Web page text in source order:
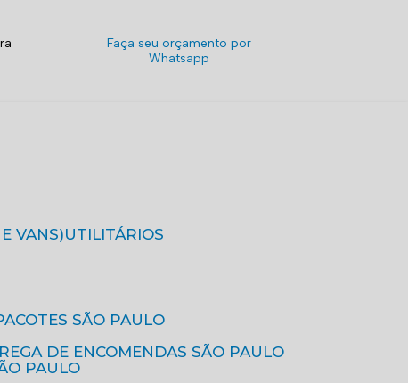
Faça seu orçamento por
Whatsapp
VANS)
UTILITÁRIOS
SÃO PAULO
DE ENCOMENDAS SÃO PAULO
PAULO